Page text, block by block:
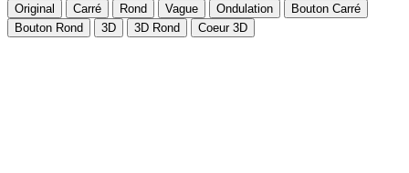
Original Carré Rond Vague Ondulation
Bouton Carré
Bouton Rond
3D 3D Rond Coeur 3D